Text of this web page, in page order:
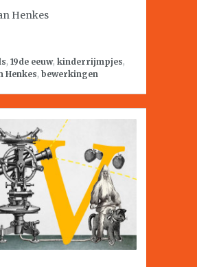
Henkes
, 19de eeuw, kinderrijmpjes,
Henkes, bewerkingen